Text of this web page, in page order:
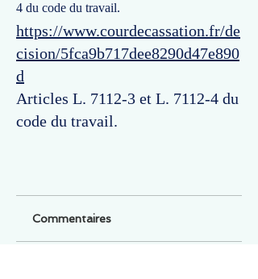
4 du code du travail.
https://www.courdecassation.fr/de
cision/5fca9b717dee8290d47e890
d
Articles L. 7112-3 et L. 7112-4 du
code du travail.
Commentaires